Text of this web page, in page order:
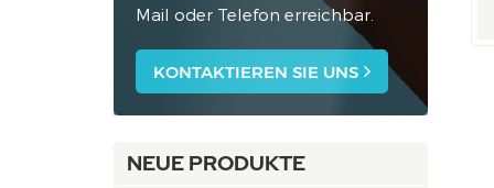
Mail oder Telefon erreichbar.
KONTAKTIEREN SIE UNS
NEUE PRODUKTE